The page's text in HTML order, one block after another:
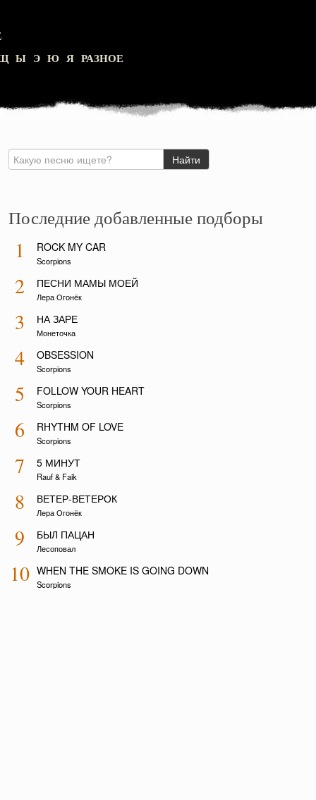
Ы Э Ю Я РАЗНОЕ
Последние добавленные подборы
1 ROCK MY CAR
Scorpions
2 ПЕСНИ МАМЫ МОЕЙ
Лера Огонёк
3 НА ЗАРЕ
Монеточка
4 OBSESSION
Scorpions
5 FOLLOW YOUR HEART
Scorpions
6 RHYTHM OF LOVE
Scorpions
7 5 МИНУТ
Rauf & Faik
8 ВЕТЕР-ВЕТЕРОК
Лера Огонёк
9 БЫЛ ПАЦАН
Лесоповал
10 WHEN THE SMOKE IS GOING DOWN
Scorpions